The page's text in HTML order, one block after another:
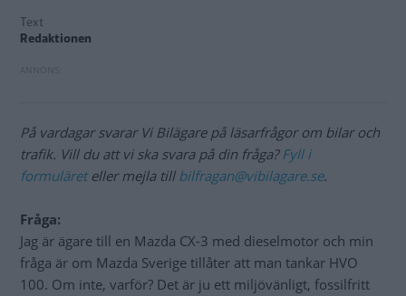
Text
Redaktionen
På vardagar svarar Vi Bilägare på läsarfrågor om bilar och
trafik. Vill du att vi ska svara på din fråga?Fyll i
formuläreteller mejla till bilfragan@vibilagare.se.
Fråga:
Jag är ägare till en Mazda CX-3 med dieselmotor och min
fråga är om Mazda Sverige tillåter att man tankar HVO
100. Om inte, varför? Det är ju ett miljövänligt, fossilfritt